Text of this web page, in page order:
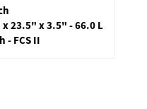
x 23.5" x 3.5" - 66.0 L
- FCS II